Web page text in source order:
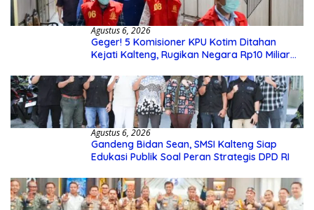
Agustus 6, 2026
Geger! 5 Komisioner KPU Kotim Ditahan
Kejati Kalteng, Rugikan Negara Rp10 Miliar
Agustus 6, 2026
Gandeng Bidan Sean, SMSI Kalteng Siap
Edukasi Publik Soal Peran Strategis DPD RI